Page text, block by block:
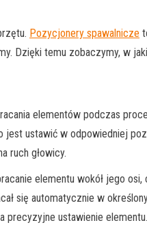
Pozycjonery spawalnicze
Dzięki temu zobaczymy, w
elementów podczas
ustawić w odpowiedniej
ruch głowicy.
elementu wokół jego
się automatycznie w
precyzyjne ustawienie elementu.